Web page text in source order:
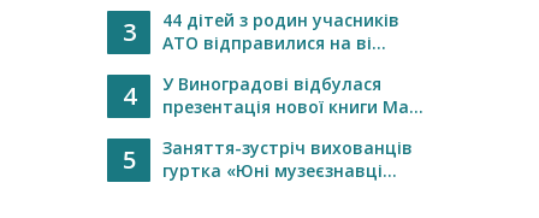
3
44 дітей з родин учасників
АТО відправилися на ві...
4
У Виноградові відбулася
презентація нової книги Ма...
5
Заняття-зустріч вихованців
гуртка «Юні музеєзнавці...